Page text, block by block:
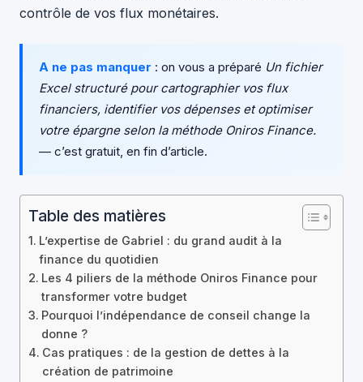
contrôle de vos flux monétaires.
A ne pas manquer : on vous a préparé Un fichier
Excel structuré pour cartographier vos flux
financiers, identifier vos dépenses et optimiser
votre épargne selon la méthode Oniros Finance.
— c’est gratuit, en fin d’article.
Table des matières
L’expertise de Gabriel : du grand audit à la
finance du quotidien
Les 4 piliers de la méthode Oniros Finance pour
transformer votre budget
Pourquoi l’indépendance de conseil change la
donne ?
Cas pratiques : de la gestion de dettes à la
création de patrimoine